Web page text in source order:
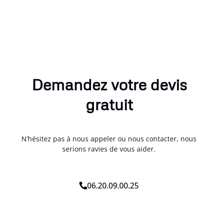
Demandez votre devis
gratuit
N’hésitez pas à nous appeler ou nous contacter, nous
serions ravies de vous aider.
06.20.09.00.25